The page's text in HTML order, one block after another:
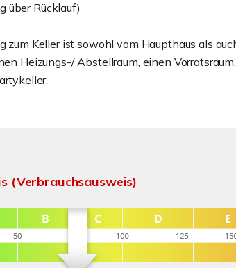
über Rücklauf)
zum Keller ist sowohl vom Haupthaus als
Heizungs-/ Abstellraum, einen
(Verbrauchsausweis)